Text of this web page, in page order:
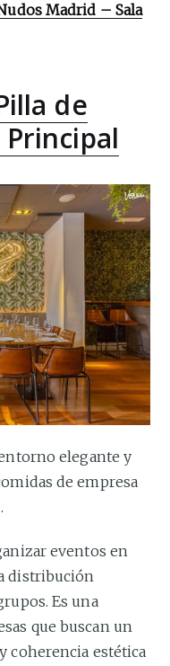
Madrid – Sala
de
elegante y
de empresa
eventos en
distribución
Es una
que buscan un
coherencia estética